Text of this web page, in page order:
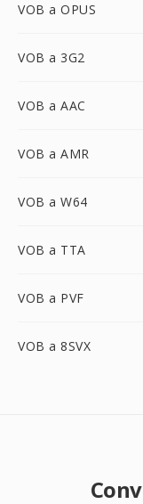
VOB a OPUS
VOB a 3G2
VOB a AAC
VOB a AMR
VOB a W64
VOB a TTA
VOB a PVF
VOB a 8SVX